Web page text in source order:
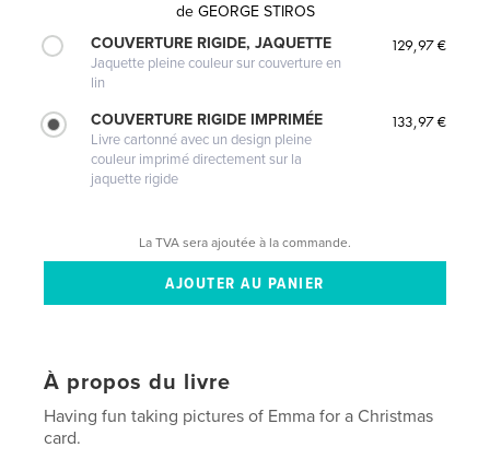
de GEORGE STIROS
COUVERTURE RIGIDE, JAQUETTE
Jaquette pleine couleur sur couverture en
lin
129,97 €
COUVERTURE RIGIDE IMPRIMÉE
Livre cartonné avec un design pleine
couleur imprimé directement sur la
jaquette rigide
133,97 €
La TVA sera ajoutée à la commande.
À propos du livre
Having fun taking pictures of Emma for a Christmas
card.